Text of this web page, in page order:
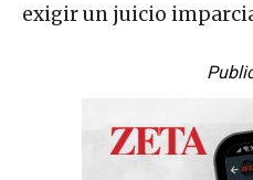
exigir un juicio